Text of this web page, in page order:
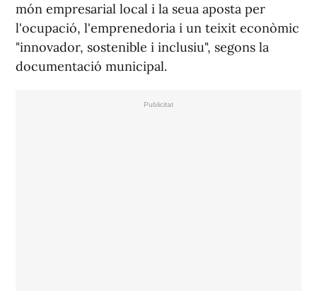
món empresarial local i la seua aposta per
l'ocupació, l'emprenedoria i un teixit econòmic
"innovador, sostenible i inclusiu", segons la
documentació municipal.